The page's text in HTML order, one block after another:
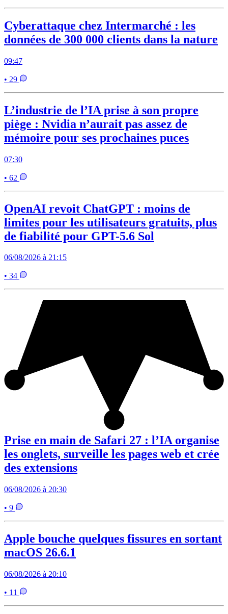
Cyberattaque chez Intermarché : les
données de 300 000 clients dans la nature
09:47
• 29
L’industrie de l’IA prise à son propre
piège : Nvidia n’aurait pas assez de
mémoire pour ses prochaines puces
07:30
• 62
OpenAI revoit ChatGPT : moins de
limites pour les utilisateurs gratuits, plus
de fiabilité pour GPT-5.6 Sol
06/08/2026 à 21:15
• 34
Prise en main de Safari 27 : l’IA organise
les onglets, surveille les pages web et crée
des extensions
06/08/2026 à 20:30
• 9
Apple bouche quelques fissures en sortant
macOS 26.6.1
06/08/2026 à 20:10
• 11